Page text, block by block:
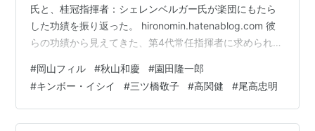
氏と、桂冠指揮者：シェレンベルガー氏が楽団にもたら
した功績を振り返った。 hironomin.hatenablog.com 彼
らの功績から見えてきた、第4代常任指揮者に求められる
リアと経験を有すること ②シェレンベルガー体制で培っ
た本場ヨーロッパの音楽づくりを継承しうる人物である
こと この2つの条件は、すなわち岡山フィルの強みを伸
ばすことに繋がる。 今回は、その条件に合致する人物を
#岡山フィル #秋山和慶 #園田隆一郎
#キンボー・イシイ #三ツ橋敬子 #高関健 #尾高忠明